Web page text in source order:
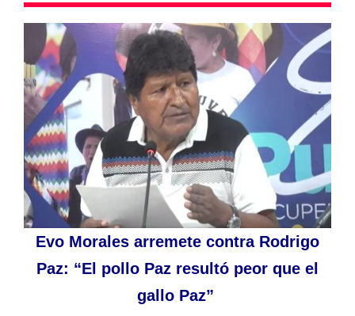
Evo Morales arremete contra Rodrigo
Paz: “El pollo Paz resultó peor que el
gallo Paz”